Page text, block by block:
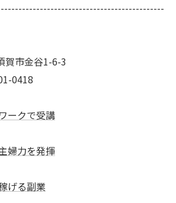
賀市金谷1-6-3
0418
ークで受講
婦力を発揮
げる副業